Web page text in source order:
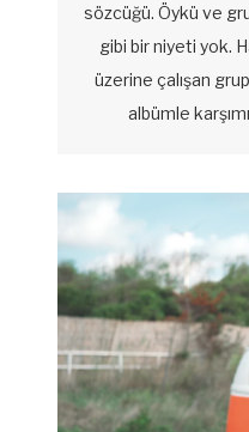
sözcüğü. Öykü ve
gibi bir niyeti yok.
üzerine çalışan
albümle